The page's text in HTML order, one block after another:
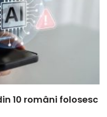
10 români folosesc